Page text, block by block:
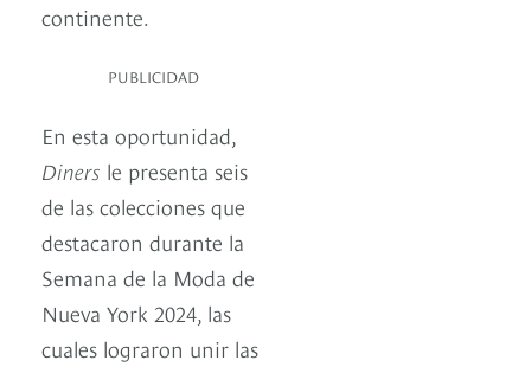
continente.
PUBLICIDAD
En esta oportunidad,
Diners le presenta seis
de las colecciones que
destacaron durante la
Semana de la Moda de
Nueva York 2024, las
cuales lograron unir las